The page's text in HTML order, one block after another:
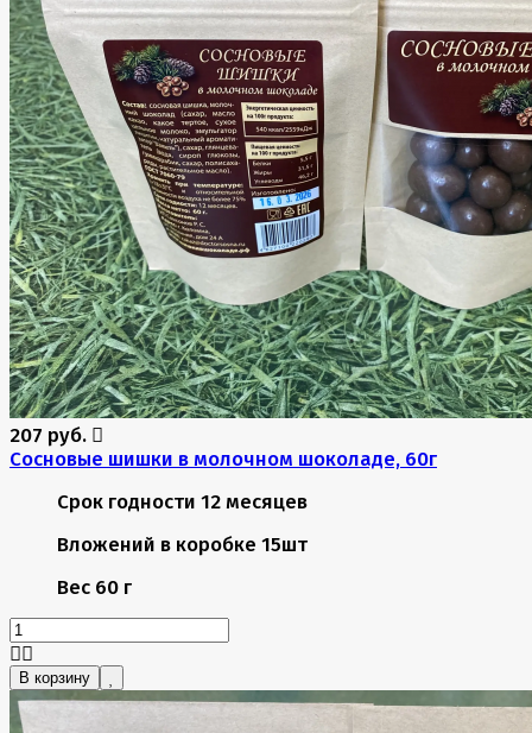
207 руб.
Сосновые шишки в молочном шоколаде, 60г
Срок годности 12 месяцев
Вложений в коробке 15шт
Вес 60 г
В корзину